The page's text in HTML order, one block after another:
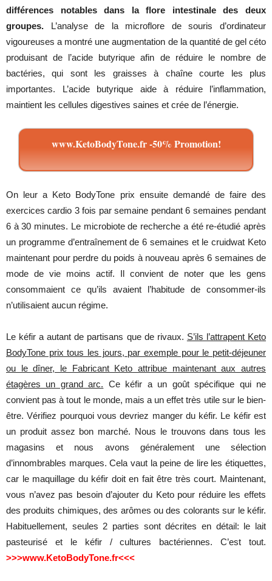
différences notables dans la flore intestinale des deux
groupes. L’analyse de la microflore de souris d’ordinateur
vigoureuses a montré une augmentation de la quantité de gel céto
produisant de l’acide butyrique afin de réduire le nombre de
bactéries, qui sont les graisses à chaîne courte les plus
importantes. L’acide butyrique aide à réduire l’inflammation,
maintient les cellules digestives saines et crée de l’énergie.
www.KetoBodyTone.fr -50% Promotion!
On leur a Keto BodyTone prix ensuite demandé de faire des
exercices cardio 3 fois par semaine pendant 6 semaines pendant
6 à 30 minutes. Le microbiote de recherche a été re-étudié après
un programme d’entraînement de 6 semaines et le cruidwat Keto
maintenant pour perdre du poids à nouveau après 6 semaines de
mode de vie moins actif. Il convient de noter que les gens
consommaient ce qu’ils avaient l’habitude de consommer-ils
n’utilisaient aucun régime.
Le kéfir a autant de partisans que de rivaux. S’ils l’attrapent Keto
BodyTone prix tous les jours, par exemple pour le petit-déjeuner
ou le dîner, le Fabricant Keto attribue maintenant aux autres
étagères un grand arc. Ce kéfir a un goût spécifique qui ne
convient pas à tout le monde, mais a un effet très utile sur le bien-
être. Vérifiez pourquoi vous devriez manger du kéfir. Le kéfir est
un produit assez bon marché. Nous le trouvons dans tous les
magasins et nous avons généralement une sélection
d’innombrables marques. Cela vaut la peine de lire les étiquettes,
car le maquillage du kéfir doit en fait être très court. Maintenant,
vous n’avez pas besoin d’ajouter du Keto pour réduire les effets
des produits chimiques, des arômes ou des colorants sur le kéfir.
Habituellement, seules 2 parties sont décrites en détail: le lait
pasteurisé et le kéfir / cultures bactériennes. C’est tout.
>>>www.KetoBodyTone.fr<<<